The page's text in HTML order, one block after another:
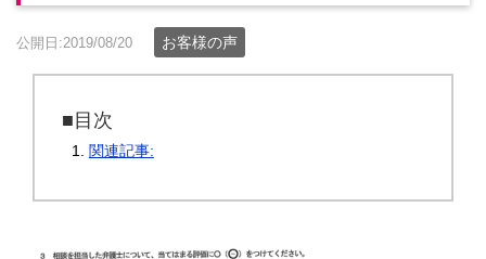
公開日:2019/08/20 お客様の声
■目次
関連記事: